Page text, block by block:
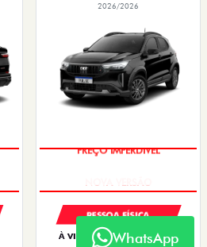
2026/2026
PREÇO IMPERDÍVEL
PESSOA FÍSICA
À VISTA POR R$ 109.990,00
WhatsApp